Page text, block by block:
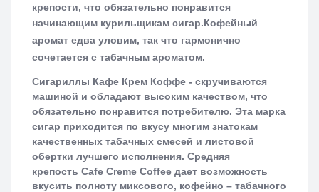
крепости, что обязательно понравится
начинающим курильщикам сигар.Кофейный
аромат едва уловим, так что гармонично
сочетается с табачным ароматом.
Сигариллы Кафе Крем Коффе - скручиваются
машиной и обладают высоким качеством, что
обязательно понравится потребителю. Эта марка
сигар приходится по вкусу многим знатокам
качественных табачных смесей и листовой
обертки лучшего исполнения. Средняя
крепость Cafe Creme Coffee дает возможность
вкусить полноту миксового, кофейно – табачного